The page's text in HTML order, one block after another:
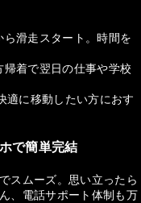
ら滑走スタート。時間を
帰着で翌日の仕事や学校
適に移動したい方におす
で簡単完結
スムーズ。思い立ったら
、電話サポート体制も万